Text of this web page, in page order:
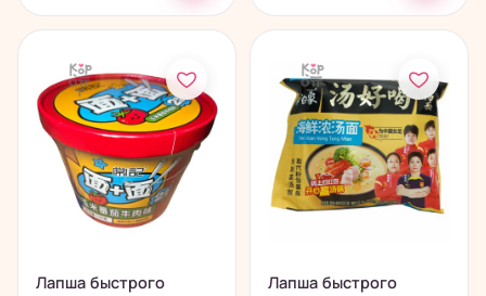
Лапша быстрого
Лапша быстрого